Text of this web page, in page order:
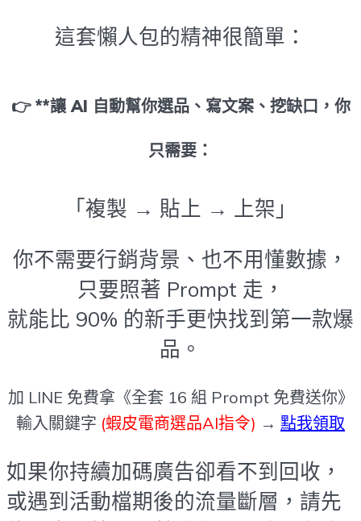
這套懶人包的精神很簡單：
👉 **讓 AI 自動幫你選品、寫文案、挖缺口，你
只需要：
「複製 → 貼上 → 上架」
你不需要行銷背景、也不用懂數據，
只要照著 Prompt 走，
就能比 90% 的新手更快找到第一款爆
品。
加 LINE 免費拿《全套 16 組 Prompt 免費送你》
輸入關鍵字 (蝦皮電商選品AI指令) → 點我領取
如果你持續加碼廣告卻看不到回收，
或遇到活動檔期後的流量斷層，請先